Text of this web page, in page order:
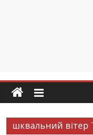
шквальний вітер